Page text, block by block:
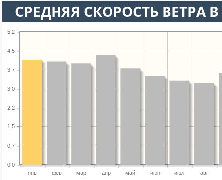
СРЕДНЯЯ СКОРОСТЬ ВЕТРА
янв фев мар апр май июн июл авг
0.0
0.7
1.5
2.2
3.0
3.7
4.5
5.2